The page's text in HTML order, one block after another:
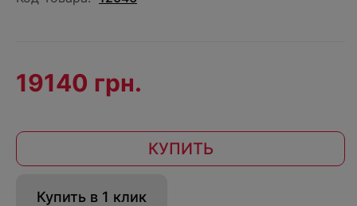
19140 грн.
КУПИТЬ
Купить в 1 клик